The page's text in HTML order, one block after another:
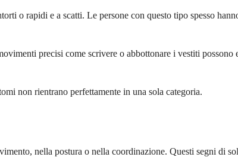
o rapidi e a scatti. Le persone con questo tipo spesso
precisi come scrivere o abbottonare i vestiti
non rientrano perfettamente in una sola categoria.
nella postura o nella coordinazione. Questi segni di